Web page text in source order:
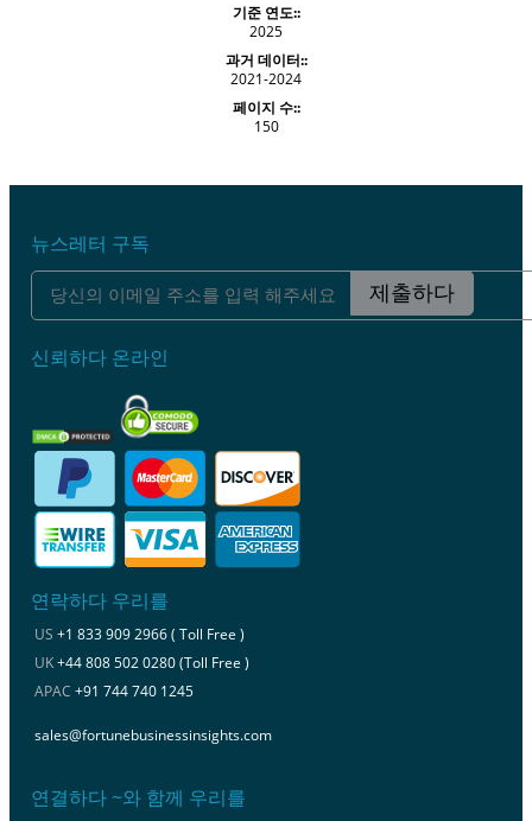
기준 연도::
2025
과거 데이터::
2021-2024
페이지 수::
150
뉴스레터 구독
제출하다
신뢰하다 온라인
연락하다 우리를
US +1 833 909 2966 ( Toll Free )
UK+44 808 502 0280 (Toll Free )
APAC +91 744 740 1245
sales@fortunebusinessinsights.com
연결하다 ~와 함께 우리를